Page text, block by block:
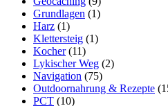
Grundlagen (1)
Harz (1)
Klettersteig (1)
Kocher(11)
Lykischer Weg (2)
Navigation (75)
Outdoornahrung & Rezepte
PCT (10)